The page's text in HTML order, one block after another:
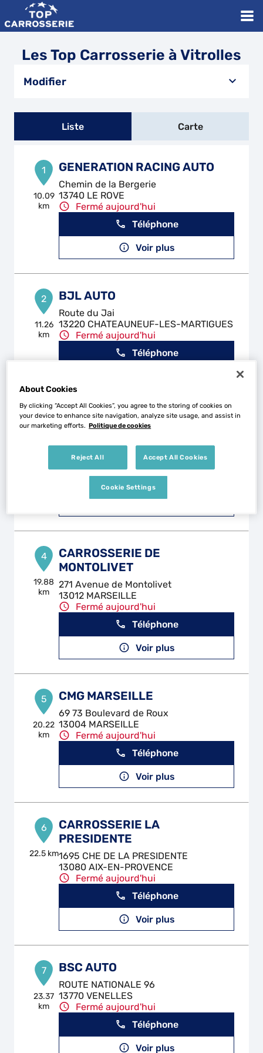
Les Top Carrosserie à Vitrolles
Modifier
Liste Carte
1
10.09
km
GENERATION RACING AUTO
Chemin de la Bergerie
13740 LE ROVE
Fermé aujourd'hui
Téléphone
Voir plus
2
11.26
km
BJL AUTO
Route du Jai
13220 CHATEAUNEUF-LES-MARTIGUES
Fermé aujourd'hui
Téléphone
3 CARROSSERIE 2 MARTIGUES
13500 MARTIGUES
Fermé aujourd'hui
4
19.88
km
CARROSSERIE DE
MONTOLIVET
271 Avenue de Montolivet
13012 MARSEILLE
Fermé aujourd'hui
Téléphone
Voir plus
5
20.22
km
CMG MARSEILLE
69 73 Boulevard de Roux
13004 MARSEILLE
Fermé aujourd'hui
Téléphone
Voir plus
6
22.5 km
CARROSSERIE LA
PRESIDENTE
1695 CHE DE LA PRESIDENTE
13080 AIX-EN-PROVENCE
Fermé aujourd'hui
Téléphone
Voir plus
7
23.37
km
BSC AUTO
ROUTE NATIONALE 96
13770 VENELLES
Fermé aujourd'hui
Téléphone
Voir plus
About Cookies
By clicking “Accept All Cookies”, you agree to the storing of cookies on
your device to enhance site navigation, analyze site usage, and assist in
our marketing efforts. Politique de cookies
Reject All Accept All Cookies
Cookie Settings